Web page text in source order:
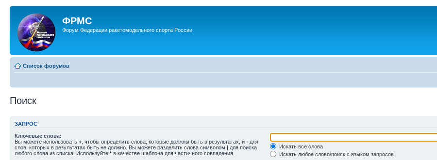
ФРМС
Форум Федерации ракетомодельного спорта России
Список форумов
Поиск
ЗАПРОС
Ключевые слова:
Вы можете использовать + , чтобы определить слова, которые должны быть в результатах, и - для
слов, которых в результатах быть не должно. Вы можете разделить слова символом | для поиска
любого слова из списка. Используйте * в качестве шаблона для частичного совпадения.
Искать все слова
Искать любое слово/поиск с языком запросов